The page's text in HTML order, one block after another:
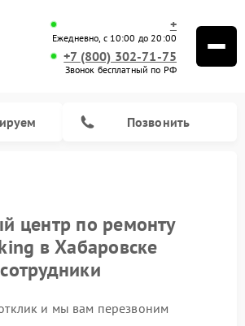
+
Ежедневно, с 10:00 до 20:00
+7 (800) 302-71-75
Звонок бесплатный по РФ
Позвонить
центр по ремонту
в Хабаровске
и мы вам перезвоним